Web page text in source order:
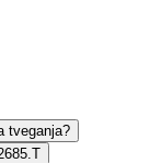
tveganja?